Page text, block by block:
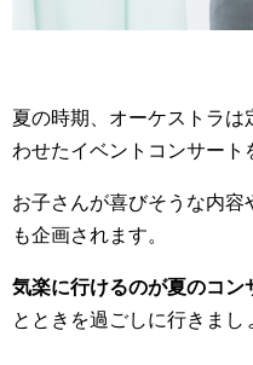
夏の時期、オーケストラ
わせたイベントコンサート
お子さんが喜びそうな内容
も企画されます。
気楽に行けるのが夏のコン
とときを過ごしに行きまし